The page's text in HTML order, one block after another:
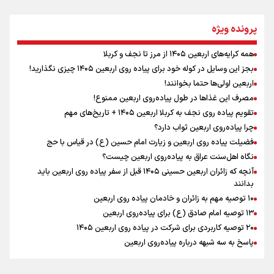
رابطه کارگر و کارفرما در اندیشه رهبر شهید: از تضاد به
زوجیت
اقتدار علمی و استقلال ملی؛ میراث رهبر شهید که با خون
ماندگار شد
اینفو برنا / توصیه‌هایی طلایی برای پیاده روی اربعین
اینفو برنا / جدول کامل فاصله مرز شلمچه تا شهرهای زیارتی
عراق
پرونده ویژه
همه کرایه‌های اربعین ۱۴۰۵ از مرز تا نجف و کربلا
بجز این وسایل در کوله خود برای پیاده روی اربعین ۱۴۰۵ چیزی نگذارید!
اربعین اولی‌ها حتما بخوانند!
مصرف این غذاها در طول پیاده‌روی اربعین ممنوع!
تقویم پیاده روی نجف به کربلا اربعین ۱۴۰۵ + تاریخ‌های مهم
چرا پیاده‌روی اربعین ثواب دارد؟
فضیلت پیاده روی اربعین و زیارت امام حسین (ع) در قیاس با حج
نگاه اهل‌سنت عراق به پیاده‌روی اربعین چیست؟
آنچه که زائران اربعین حسینی ۱۴۰۵ قبل از سفر پیاده روی اربعین باید
بدانند
۱۰ توصیه مهم به زائران و خادمان پیاده روی اربعین
۱۳ توصیه امام صادق (ع) برای پیاده‌روی اربعین
۲۰ توصیه کاربردی برای شرکت در پیاده روی اربعین ۱۴۰۵
پاسخ به سه‌ شبهه درباره پیاده‌روی اربعین